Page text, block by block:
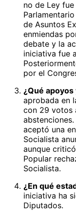
no de Ley
de Asuntos
enmiendas
debate y la
iniciativa fue
por el
¿Qué
aprobada en
con 29 votos
aceptó una
Socialista
aunque
Popular
Socialista.
¿En qué
iniciativa ha
Diputados.